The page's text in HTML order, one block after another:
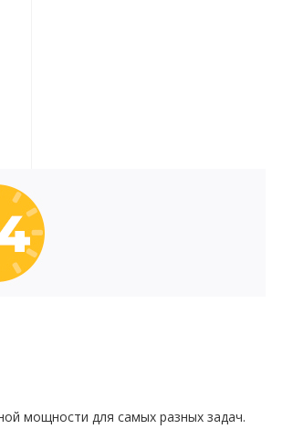
мощности для самых разных задач.